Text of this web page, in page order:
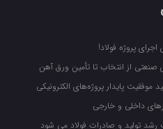
پروژه فولاد!
صنعتی از انتخاب تا تأمین ورق آهن
موفقیت پایدار پروژه‌های الکترونیکی
داخلی و خارجی
تولید و صادرات فولاد می شود